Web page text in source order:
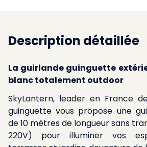
Description détaillée
La guirlande guinguette
blanc totalement outdoor
SkyLantern, leader en France
guinguette vous propose une
de 10 mètres de longueur sans
220V) pour illuminer vos